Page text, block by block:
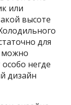
или
высоте
для
можно
негде
дизайн